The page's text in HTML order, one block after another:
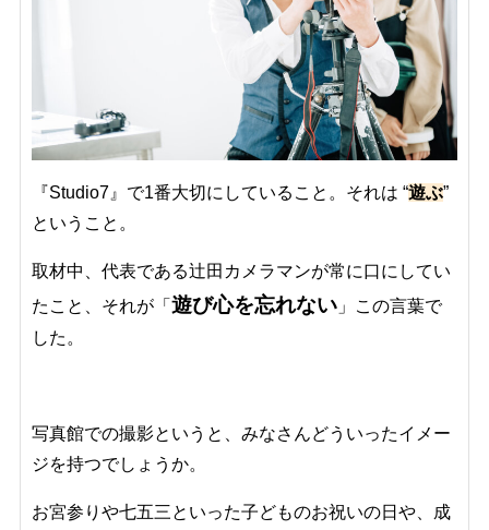
『Studio7』で1番大切にしていること。それは “遊ぶ”
ということ。
取材中、代表である辻田カメラマンが常に口にしてい
たこと、それが「 遊び心を忘れない」この言葉で
した。
写真館での撮影というと、みなさんどういったイメー
ジを持つでしょうか。
お宮参りや七五三といった子どものお祝いの日や、成